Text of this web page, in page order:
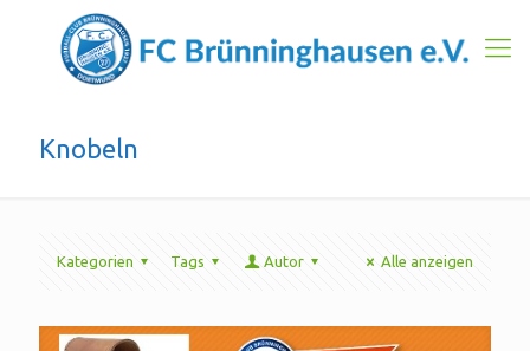
Knobeln
Kategorien Tags Autor Alle anzeigen